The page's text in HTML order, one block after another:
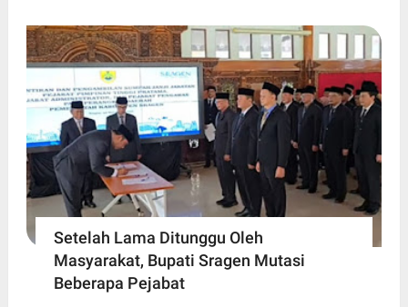
Setelah Lama Ditunggu Oleh
Masyarakat, Bupati Sragen Mutasi
Beberapa Pejabat